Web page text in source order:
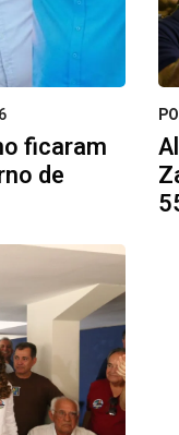
ficaram
de